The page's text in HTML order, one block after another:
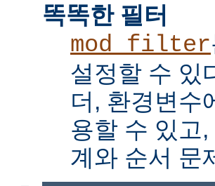
똑똑한 필터
mod_filter
설정할 수 있
더, 환경변수
용할 수 있고
계와 순서 문